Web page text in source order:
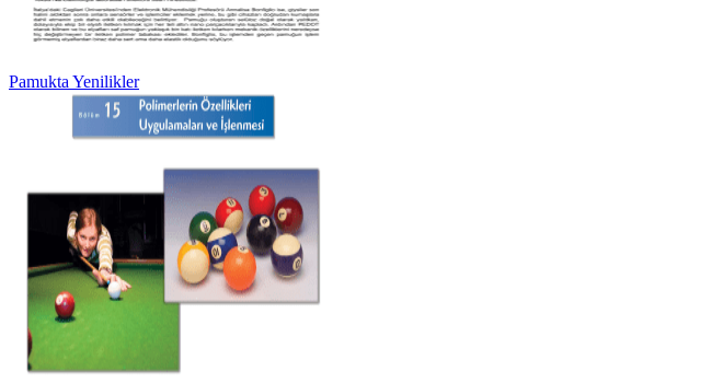
Pamukta Yenilikler